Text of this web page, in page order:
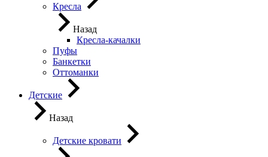
Кресла
Назад
Кресла-качалки
Пуфы
Банкетки
Оттоманки
Детские
Назад
Детские кровати